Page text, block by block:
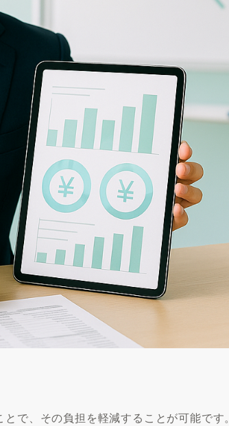
で、その負担を軽減することが可能です。